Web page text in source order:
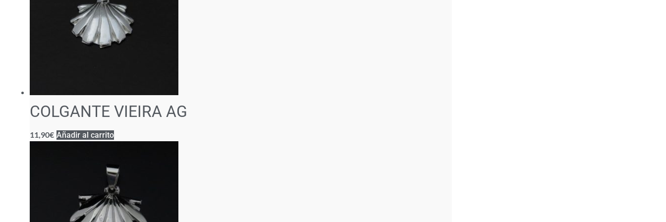
COLGANTE VIEIRA AG
11,90€ Añadir al carrito